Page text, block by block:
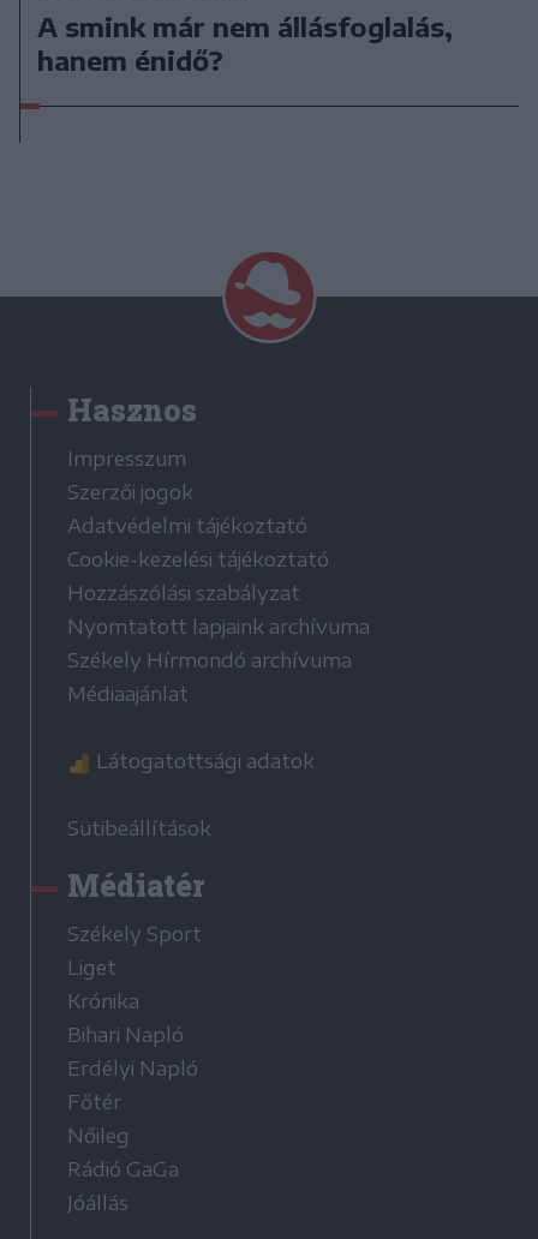
A smink már nem állásfoglalás,
hanem énidő?
Hasznos
Impresszum
Szerzői jogok
Adatvédelmi tájékoztató
Cookie-kezelési tájékoztató
Hozzászólási szabályzat
Nyomtatott lapjaink archívuma
Székely Hírmondó archívuma
Médiaajánlat
Látogatottsági adatok
Sütibeállítások
Médiatér
Székely Sport
Liget
Krónika
Bihari Napló
Erdélyi Napló
Főtér
Nőileg
Rádió GaGa
Jóállás